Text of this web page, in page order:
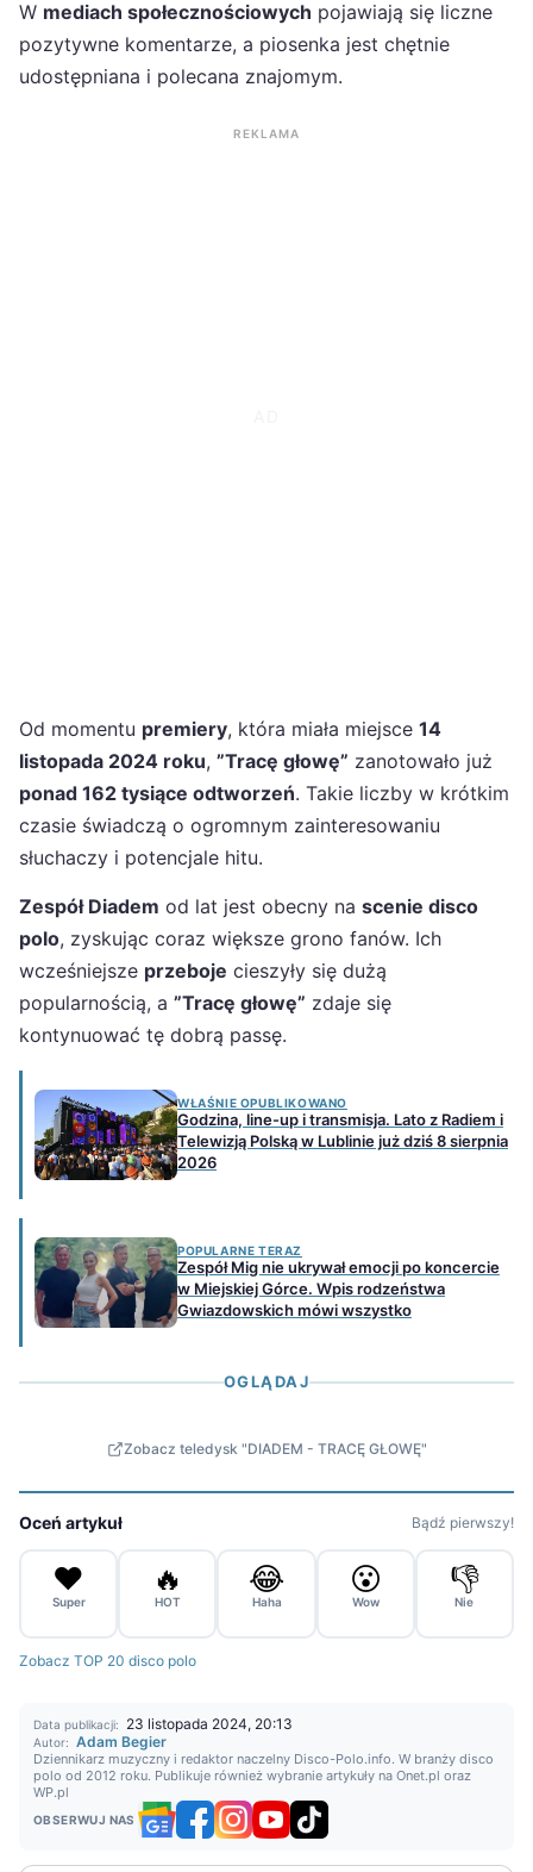
W mediach społecznościowych pojawiają się liczne
pozytywne komentarze, a piosenka jest chętnie
udostępniana i polecana znajomym.
REKLAMA
Od momentu premiery, która miała miejsce 14
listopada 2024 roku, ”Tracę głowę” zanotowało już
ponad 162 tysiące odtworzeń. Takie liczby w krótkim
czasie świadczą o ogromnym zainteresowaniu
słuchaczy i potencjale hitu.
Zespół Diadem od lat jest obecny na scenie disco
polo, zyskując coraz większe grono fanów. Ich
wcześniejsze przeboje cieszyły się dużą
popularnością, a ”Tracę głowę” zdaje się
kontynuować tę dobrą passę.
WŁAŚNIE OPUBLIKOWANO
Godzina, line-up i transmisja. Lato z Radiem i
Telewizją Polską w Lublinie już dziś 8 sierpnia
2026
POPULARNE TERAZ
Zespół Mig nie ukrywał emocji po koncercie
w Miejskiej Górce. Wpis rodzeństwa
Gwiazdowskich mówi wszystko
OGLĄDAJ
Zobacz teledysk "DIADEM - TRACĘ GŁOWĘ"
Oceń artykuł Bądź pierwszy!
❤️
Super
🔥
HOT
😂
Haha
😮
Wow
👎
Nie
Zobacz TOP 20 disco polo
Data publikacji: 23 listopada 2024, 20:13
Autor: Adam Begier
Dziennikarz muzyczny i redaktor naczelny Disco-Polo.info. W branży disco
polo od 2012 roku. Publikuje również wybranie artykuły na Onet.pl oraz
WP.pl
OBSERWUJ NAS